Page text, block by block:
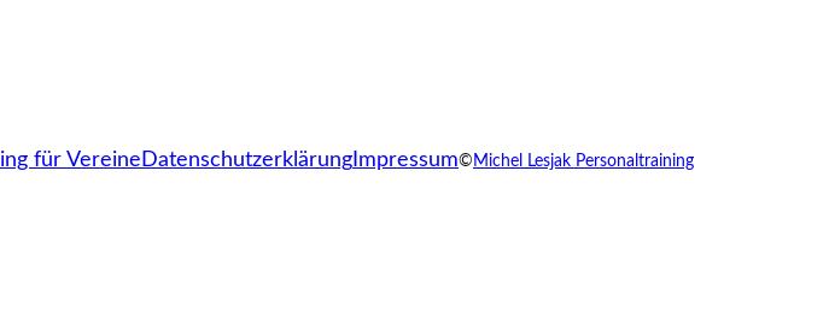
für Vereine Datenschutzerklärung Impressum© Michel Lesjak Personaltraining